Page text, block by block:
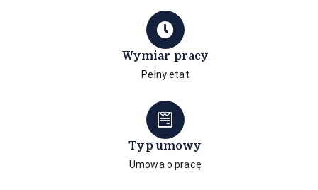
Wymiar pracy
Pełny etat
Typ umowy
Umowa o pracę